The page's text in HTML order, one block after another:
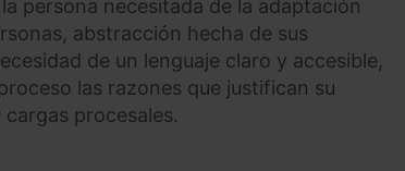
persona necesitada de la adaptación
abstracción hecha de sus
de un lenguaje claro y accesible,
las razones que justifican su
procesales.